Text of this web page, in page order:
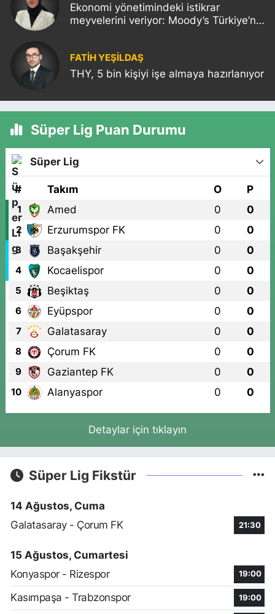
Ekonomi yönetimindeki istikrar
meyvelerini veriyor: Moody’s Türkiye’nin
FATIH YEŞİLDAŞ
THY, 5 bin kişiyi işe almaya hazırlanıyor
Süper Lig Puan Durumu
Süper Lig
# Takım O P
1 Amed 0 0
2 Erzurumspor FK 0 0
3 Başakşehir 0 0
4 Kocaelispor 0 0
5 Beşiktaş 0 0
6 Eyüpspor 0 0
7 Galatasaray 0 0
8 Çorum FK 0 0
9 Gaziantep FK 0 0
10 Alanyaspor 0 0
Detaylar için tıklayın
Süper Lig Fikstür
14 Ağustos, Cuma
Galatasaray - Çorum FK
21:30
15 Ağustos, Cumartesi
Konyaspor - Rizespor
19:00
Kasımpaşa - Trabzonspor 19:00